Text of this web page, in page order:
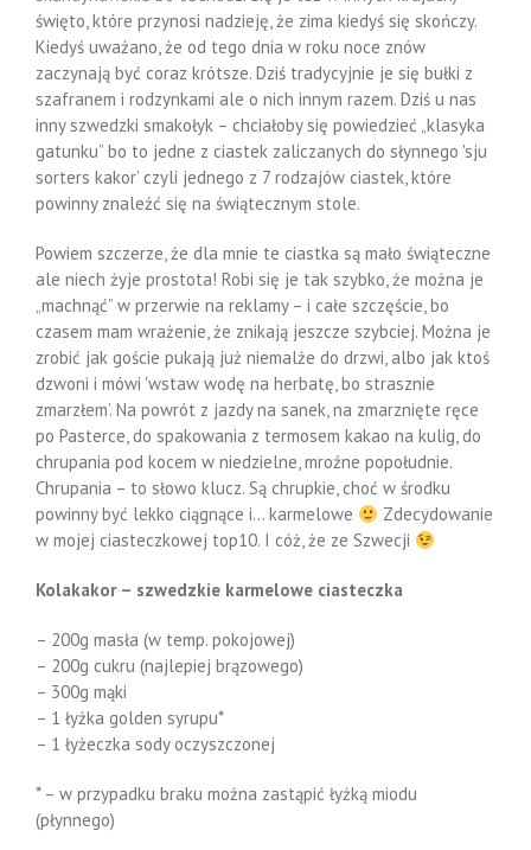
święto, które przynosi nadzieję, że zima kiedyś się skończy.
Kiedyś uważano, że od tego dnia w roku noce znów
zaczynają być coraz krótsze. Dziś tradycyjnie je się bułki z
szafranem i rodzynkami ale o nich innym razem. Dziś u nas
inny szwedzki smakołyk – chciałoby się powiedzieć „klasyka
gatunku” bo to jedne z ciastek zaliczanych do słynnego 'sju
sorters kakor’ czyli jednego z 7 rodzajów ciastek, które
powinny znaleźć się na świątecznym stole.
Powiem szczerze, że dla mnie te ciastka są mało świąteczne
ale niech żyje prostota! Robi się je tak szybko, że można je
„machnąć” w przerwie na reklamy – i całe szczęście, bo
czasem mam wrażenie, że znikają jeszcze szybciej. Można je
zrobić jak goście pukają już niemalże do drzwi, albo jak ktoś
dzwoni i mówi 'wstaw wodę na herbatę, bo strasznie
zmarzłem’. Na powrót z jazdy na sanek, na zmarznięte ręce
po Pasterce, do spakowania z termosem kakao na kulig, do
chrupania pod kocem w niedzielne, mroźne popołudnie.
Chrupania – to słowo klucz. Są chrupkie, choć w środku
powinny być lekko ciągnące i… karmelowe
Zdecydowanie
w mojej ciasteczkowej top10. I cóż, że ze Szwecji
Kolakakor – szwedzkie karmelowe ciasteczka
– 200g masła (w temp. pokojowej)
– 200g cukru (najlepiej brązowego)
– 300g mąki
– 1 łyżka golden syrupu*
– 1 łyżeczka sody oczyszczonej
* – w przypadku braku można zastąpić łyżką miodu
(płynnego)